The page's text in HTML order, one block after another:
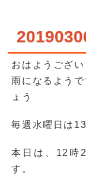
おはようござ
雨になるよう
ょう
毎週水曜日は
本日は、12時
す。